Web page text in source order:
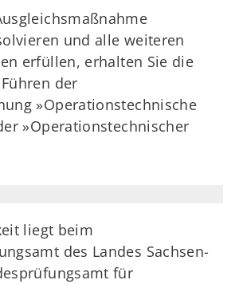
und alle weiteren
erfüllen, erhalten Sie die
der
»Operationstechnische
»Operationstechnischer
liegt beim
des Landes Sachsen-
für